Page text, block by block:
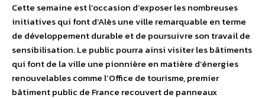
Cette semaine est l’occasion d’exposer les nombreuses
initiatives qui font d’Alès une ville remarquable en terme
de développement durable et de poursuivre son travail de
sensibilisation. Le public pourra ainsi visiter les bâtiments
qui font de la ville une pionnière en matière d’énergies
renouvelables comme l’Office de tourisme, premier
bâtiment public de France recouvert de panneaux